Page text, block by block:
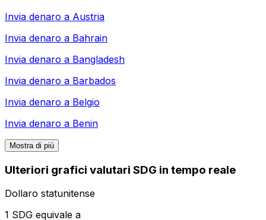
Invia denaro a Austria
Invia denaro a Bahrain
Invia denaro a Bangladesh
Invia denaro a Barbados
Invia denaro a Belgio
Invia denaro a Benin
Mostra di più
Ulteriori grafici valutari SDG in tempo reale
Dollaro statunitense
1 SDG equivale a